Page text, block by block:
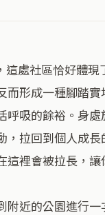
而形成一種腳踏
呼吸的餘裕。身
，拉回到個人成
裡會被拉長，
附近的公園進行